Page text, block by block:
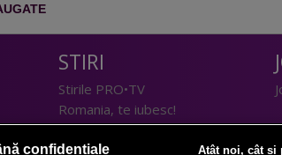
STIRI
Stirile PRO•TV
Romania, te iubesc!
confidențiale Atât noi, cât și